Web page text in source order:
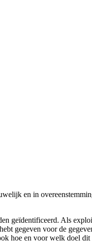
en in
geïdentificeerd. Als
gegeven voor de
hoe en voor welk doel dit